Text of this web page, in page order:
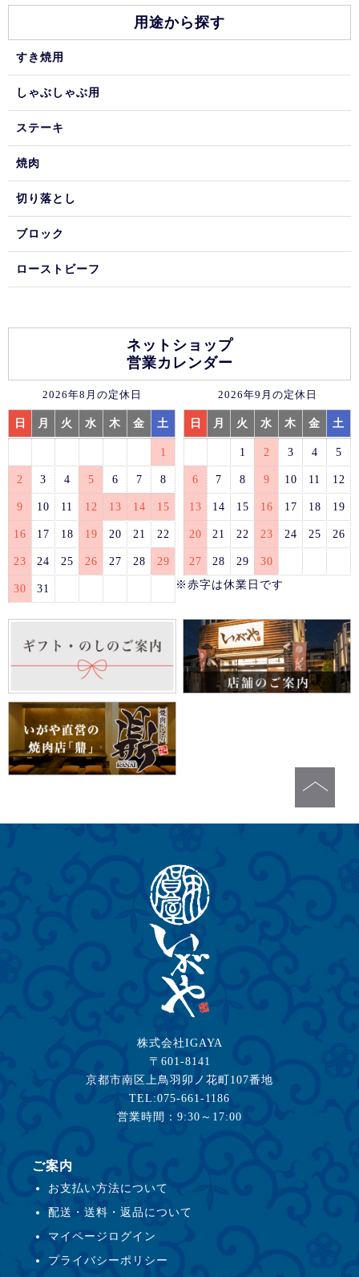
用途から探す
すき焼用
しゃぶしゃぶ用
ステーキ
焼肉
切り落とし
ブロック
ローストビーフ
ネットショップ
営業カレンダー
2026年8月の定休日
日 月 火 水 木 金 土
1
2 3 4 5 6 7 8
9 10 11 12 13 14 15
16 17 18 19 20 21 22
23 24 25 26 27 28 29
30 31
2026年9月の定休日
日 月 火 水 木 金 土
1 2 3 4 5
6 7 8 9 10 11 12
13 14 15 16 17 18 19
20 21 22 23 24 25 26
27 28 29
30
※赤字は休業日です
株式会社IGAYA
〒601-8141
京都市南区上鳥羽卯ノ花町107番地
TEL:075-661-1186
営業時間：9:30～17:00
ご案内
お支払い方法について
配送・送料・返品について
マイページログイン
プライバシーポリシー